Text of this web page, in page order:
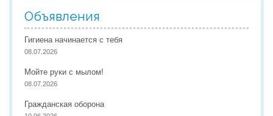
Объявления
Гигиена начинается с тебя
08.07.2026
Мойте руки с мылом!
08.07.2026
Гражданская оборона